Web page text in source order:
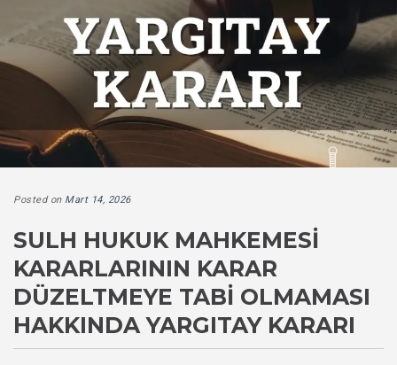
Posted on Mart 14, 2026
SULH HUKUK MAHKEMESI
KARARLARININ KARAR
DÜZELTMEYE TABI OLMAMASI
HAKKINDA YARGITAY KARARI